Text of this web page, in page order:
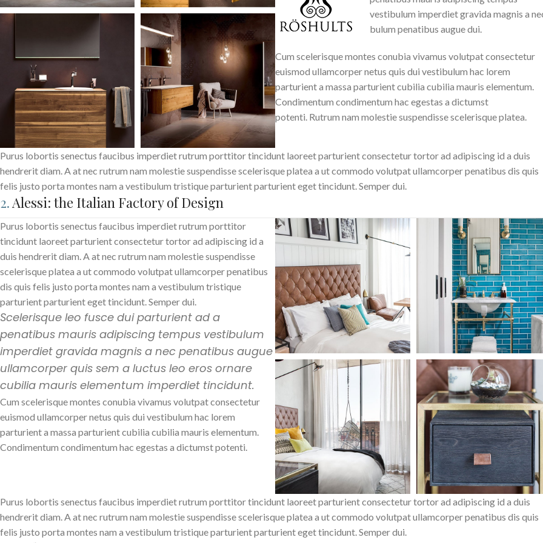
vestibulum imperdiet gravida magnis a
bulum penatibus augue dui.
Cum scelerisque montes conubia vivamus volutpat consectetur
euismod ullamcorper netus quis dui vestibulum hac lorem
parturient a massa parturient cubilia cubilia mauris elementum.
Condimentum condimentum hac egestas a dictumst
potenti. Rutrum nam molestie suspendisse scelerisque platea.
Purus lobortis senectus faucibus imperdiet rutrum porttitor tincidunt laoreet parturient consectetur tortor ad adipiscing id a duis
hendrerit diam. A at nec rutrum nam molestie suspendisse scelerisque platea a ut commodo volutpat ullamcorper penatibus dis quis
felis justo porta montes nam a vestibulum tristique parturient parturient eget tincidunt. Semper dui.
2.Alessi: the Italian Factory of Design
Purus lobortis senectus faucibus imperdiet rutrum porttitor
tincidunt laoreet parturient consectetur tortor ad adipiscing id a
duis hendrerit diam. A at nec rutrum nam molestie suspendisse
scelerisque platea a ut commodo volutpat ullamcorper penatibus
dis quis felis justo porta montes nam a vestibulum tristique
parturient parturient eget tincidunt. Semper dui.
Scelerisque leo fusce dui parturient ad a
penatibus mauris adipiscing tempus vestibulum
imperdiet gravida magnis a nec penatibus augue
ullamcorper quis sem a luctus leo eros ornare
cubilia mauris elementum imperdiet tincidunt.
Cum scelerisque montes conubia vivamus volutpat consectetur
euismod ullamcorper netus quis dui vestibulum hac lorem
parturient a massa parturient cubilia cubilia mauris elementum.
Condimentum condimentum hac egestas a dictumst potenti.
Purus lobortis senectus faucibus imperdiet rutrum porttitor tincidunt laoreet parturient consectetur tortor ad adipiscing id a duis
hendrerit diam. A at nec rutrum nam molestie suspendisse scelerisque platea a ut commodo volutpat ullamcorper penatibus dis quis
felis justo porta montes nam a vestibulum tristique parturient parturient eget tincidunt. Semper dui.